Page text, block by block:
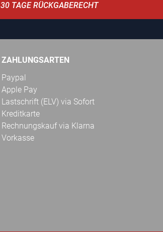
30 TAGE RÜCKGABERECHT
ZAHLUNGSARTEN
Paypal
Apple Pay
Lastschrift (ELV) via Sofort
Kreditkarte
Rechnungskauf via Klarna
Vorkasse